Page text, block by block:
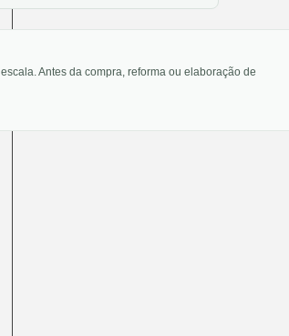
Antes da compra, reforma ou elaboração de